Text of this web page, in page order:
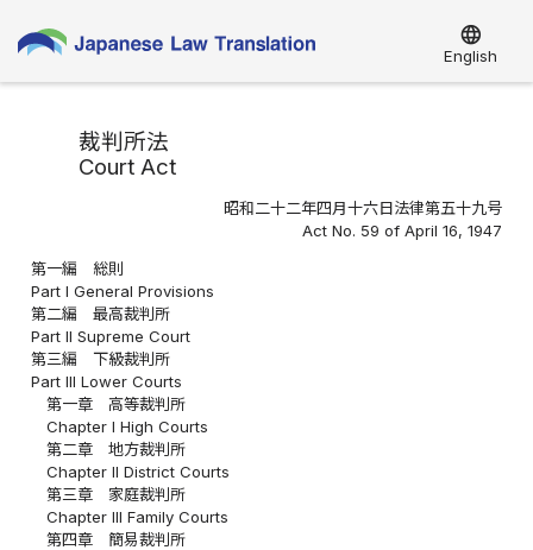
language
English
裁判所法
Court Act
昭和二十二年四月十六日法律第五十九号
Act No. 59 of April 16, 1947
第一編 総則
Part I General Provisions
第二編 最高裁判所
Part II Supreme Court
第三編 下級裁判所
Part III Lower Courts
第一章 高等裁判所
Chapter I High Courts
第二章 地方裁判所
Chapter II District Courts
第三章 家庭裁判所
Chapter III Family Courts
第四章 簡易裁判所